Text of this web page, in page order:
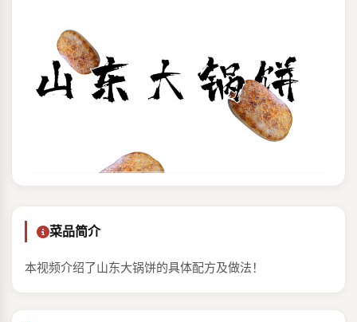
菜品简介
本视频介绍了山东大锅饼的具体配方及做法！